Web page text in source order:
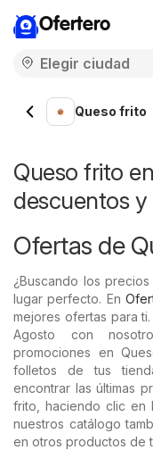
Ofertero
Queso frito
Queso frito
descuentos
Ofertas de
¿Buscando los
lugar perfecto. En
mejores ofertas para
Agosto con
promociones en
folletos de tus
encontrar las últimas
frito, haciendo clic en
nuestros catálogo
en otros productos de